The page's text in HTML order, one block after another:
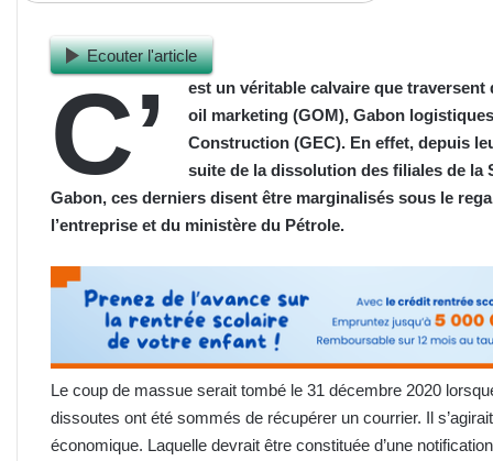
Ecouter l'article
C’
est un véritable calvaire que
oil marketing (GOM), Gabon
Construction (GEC). En effet, depuis
suite de la dissolution des filiales de la
Gabon, ces derniers disent être marginalisés sous le
l’entreprise et du ministère du Pétrole.
Le coup de massue serait tombé le 31 décembre 2020
dissoutes ont été sommés de récupérer un courrier. Il
économique. Laquelle devrait être constituée d’une